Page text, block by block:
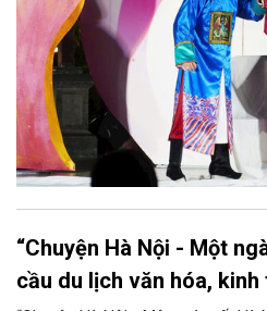
“Chuyện Hà Nội - Một
cầu du lịch văn hóa,